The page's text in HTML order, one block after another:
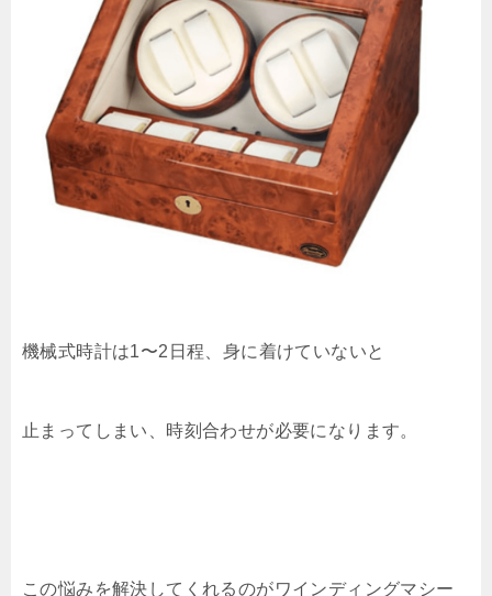
機械式時計は1〜2日程、身に着けていないと
止まってしまい、時刻合わせが必要になります。
この悩みを解決してくれるのがワインディングマシー